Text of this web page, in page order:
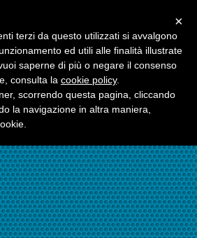
☎324.7403485
×
terzi da questo utilizzati si avvalgono
ed utili alle finalità illustrate
saperne di più o negare il consenso
consulta la cookie policy.
scorrendo questa pagina, cliccando
la navigazione in altra maniera,